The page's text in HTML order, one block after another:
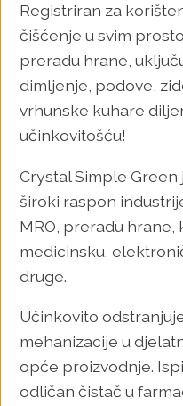
Registriran za
čišćenje u svim
preradu hrane,
dimljenje, podove,
vrhunske kuhare
učinkovitošću!
Crystal Simple
široki raspon
MRO, preradu hrane,
medicinsku,
druge.
Učinkovito
mehanizacije u
opće proizvodnje.
odličan čistač u